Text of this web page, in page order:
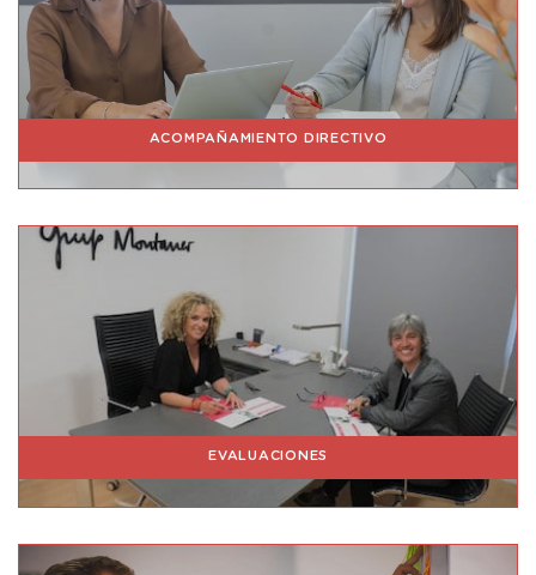
ACOMPAÑAMIENTO DIRECTIVO
EVALUACIONES